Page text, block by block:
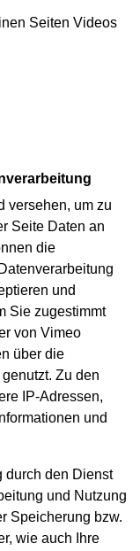
Seiten Videos
versehen, um zu
Seite Daten an
die
und
Sie zugestimmt
von Vimeo
über die
Zu den
IP-Adressen,
und
durch den Dienst
und Nutzung
Speicherung bzw.
wie auch Ihre